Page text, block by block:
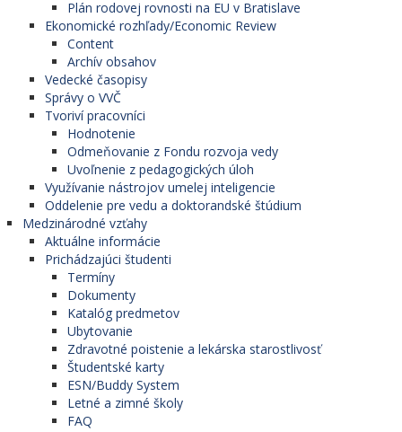
Plán rodovej rovnosti na EU v Bratislave
Ekonomické rozhľady/Economic Review
Content
Archív obsahov
Vedecké časopisy
Správy o VVČ
Tvoriví pracovníci
Hodnotenie
Odmeňovanie z Fondu rozvoja vedy
Uvoľnenie z pedagogických úloh
Využívanie nástrojov umelej inteligencie
Oddelenie pre vedu a doktorandské štúdium
Medzinárodné vzťahy
Aktuálne informácie
Prichádzajúci študenti
Termíny
Dokumenty
Katalóg predmetov
Ubytovanie
Zdravotné poistenie a lekárska starostlivosť
Študentské karty
ESN/Buddy System
Letné a zimné školy
FAQ